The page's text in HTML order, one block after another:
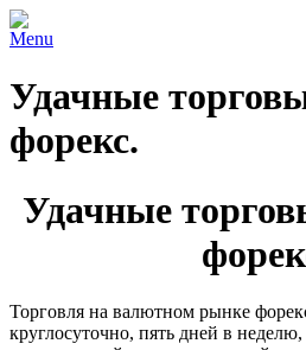
Menu
Удачные
форекс.
Удачные
Торговля на валютном рынке
круглосуточно, пять дней в неделю,